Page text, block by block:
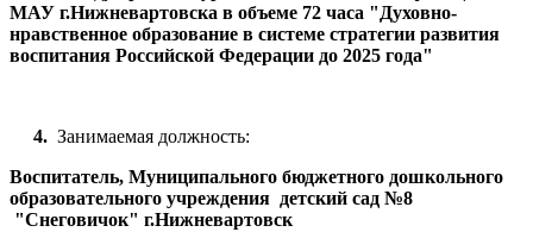
МАУ г.Нижневартовска в объеме 72 часа "Духовно-
нравственное образование в системе стратегии развития
воспитания Российской Федерации до 2025 года"
4. Занимаемая должность:
Воспитатель, Муниципального бюджетного дошкольного
образовательного учреждения детский сад №8
"Снеговичок" г.Нижневартовск